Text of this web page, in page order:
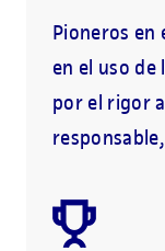
Pioneros en
en el uso de
por el rigor